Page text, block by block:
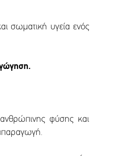
σωματική υγεία ενός
φύσης και